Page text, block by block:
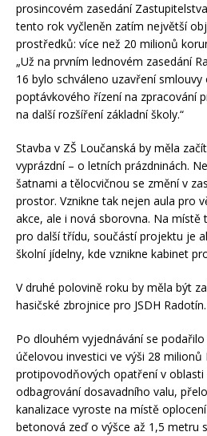
prosincovém zasedání
tento rok vyčleněn zatím největší
prostředků: více než 20 milionů
„Už na prvním lednovém zasedání
16 bylo schváleno uzavření smlouvy
poptávkového řízení na zpracování
na další rozšíření základní školy.“
Stavba v ZŠ Loučanská by měla
vyprázdní – o letních prázdninách.
šatnami a tělocvičnou se změní v
prostor. Vznikne tak nejen aula pro
akce, ale i nová sborovna. Na
pro další třídu, součástí projektu je
školní jídelny, kde vznikne kabinet
V druhé polovině roku by měla být
hasičské zbrojnice pro JSDH Radotín.
Po dlouhém vyjednávání se
účelovou investici ve výši 28 milionů
protipovodňových opatření v oblasti
odbagrování dosavadního valu,
kanalizace vyroste na místě
betonová zeď o výšce až 1,5 metru